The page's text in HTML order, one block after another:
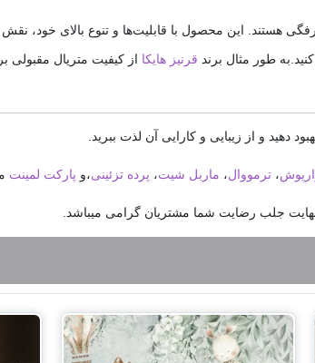
هستند. این محصول با قابلیت‌ها و تنوع بالای خود،
طور مثال برند قرنیز هایکا از کیفیت متریال مقبولی
و از زیبایی و کارایی آن لذت ببرید.
، ترمووال، ماربل شیت، پرده تزئینی،و پارکت لمینت
جلب رضایت شما مشتریان گرامی میباشد.